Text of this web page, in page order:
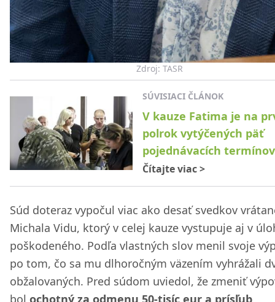
Zdroj: TASR
SÚVISIACI ČLÁNOK
V kauze Fatima je na
polrok vytýčených päť
pojednávacích termínov
Čítajte viac>
Súd doteraz vypočul viac ako desať svedkov
Michala Vidu, ktorý v celej kauze vystupuje aj v
poškodeného. Podľa vlastných slov menil svoje
po tom, čo sa mu dlhoročným väzením vyhrážali
obžalovaných. Pred súdom uviedol, že zmeniť
bol ochotný za odmenu 50-tisíc eur a prísľub